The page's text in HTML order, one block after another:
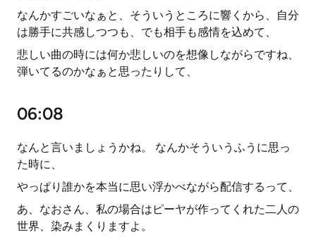
なんかすごいなぁと、そういうところに響くから、自分
は勝手に共感しつつも、でも相手も感情を込めて、
悲しい曲の時には何か悲しいのを想像しながらですね、
弾いてるのかなぁと思ったりして、
06:08
なんと言いましょうかね。 なんかそういうふうに思っ
た時に、
やっぱり誰かを本当に思い浮かべながら配信するって、
あ、なおさん、私の場合はピーヤが作ってくれた二人の
世界、染みまくりますよ。